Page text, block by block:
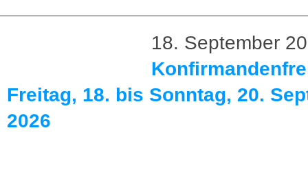
18. September
Freitag, 18. bis Sonntag, 20.
2026